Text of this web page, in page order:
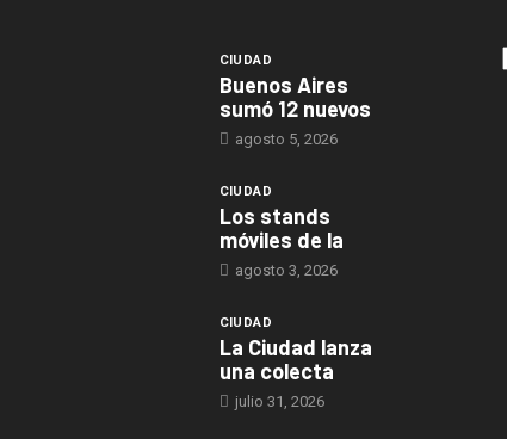
CIUDAD
Buenos Aires
sumó 12 nuevos
agosto 5, 2026
CIUDAD
Los stands
móviles de la
agosto 3, 2026
CIUDAD
La Ciudad lanza
una colecta
julio 31, 2026